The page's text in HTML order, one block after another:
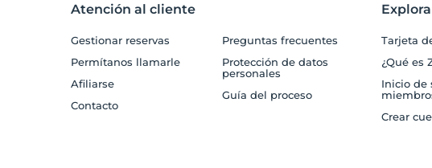
Atención al cliente
Gestionar reservas
Permítanos llamarle
Afiliarse
Contacto
Preguntas frecuentes
Protección de datos
personales
Guía del proceso
Tarjeta
¿Qué es
Inicio de
Crear